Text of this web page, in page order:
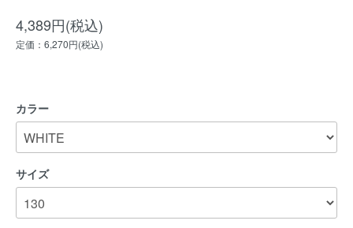
4,389円(税込)
定価：6,270円(税込)
カラー
サイズ